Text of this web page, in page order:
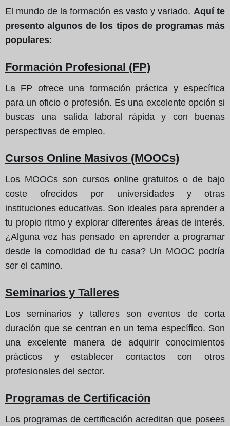
El mundo de la formación es vasto y variado. Aquí te
presento algunos de los tipos de programas más
populares:
Formación Profesional (FP)
La FP ofrece una formación práctica y específica
para un oficio o profesión. Es una excelente opción si
buscas una salida laboral rápida y con buenas
perspectivas de empleo.
Cursos Online Masivos (MOOCs)
Los MOOCs son cursos online gratuitos o de bajo
coste ofrecidos por universidades y otras
instituciones educativas. Son ideales para aprender a
tu propio ritmo y explorar diferentes áreas de interés.
¿Alguna vez has pensado en aprender a programar
desde la comodidad de tu casa? Un MOOC podría
ser el camino.
Seminarios y Talleres
Los seminarios y talleres son eventos de corta
duración que se centran en un tema específico. Son
una excelente manera de adquirir conocimientos
prácticos y establecer contactos con otros
profesionales del sector.
Programas de Certificación
Los programas de certificación acreditan que posees